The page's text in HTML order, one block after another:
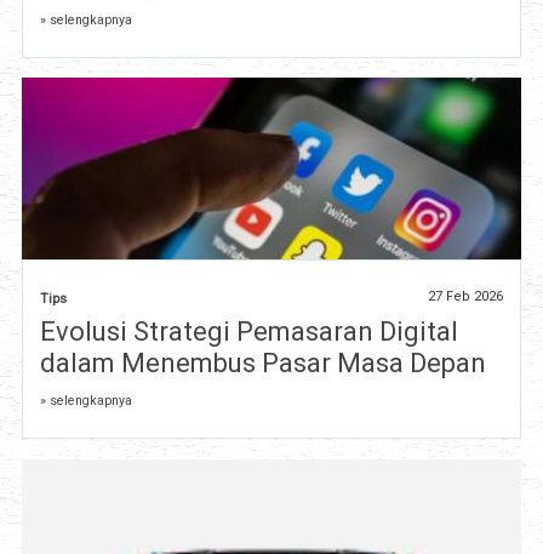
» selengkapnya
Tips 27 Feb 2026
Evolusi Strategi Pemasaran Digital
dalam Menembus Pasar Masa Depan
» selengkapnya